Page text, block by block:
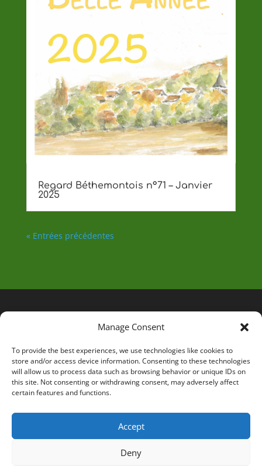
Manage Consent
To provide the best experiences, we use technologies like cookies to
store and/or access device information. Consenting to these technologies
will allow us to process data such as browsing behavior or unique IDs on
this site. Not consenting or withdrawing consent, may adversely affect
certain features and functions.
Accept
Deny
Regard Béthemontois n°71 – Janvier
2025
« Entrées précédentes